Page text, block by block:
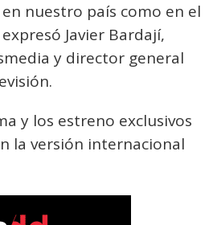
nuestro país como en el
Javier Bardají,
y director general
y los estreno exclusivos
la versión internacional